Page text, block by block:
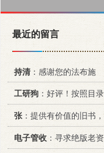
最近的留言
持清：感谢您的法布施
工研狗 ：好评！按照目
张：提供有价值的旧书，
电子管收 ：寻求绝版老